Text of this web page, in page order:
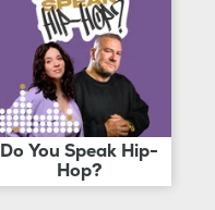
Do You Speak Hip-
Hop?